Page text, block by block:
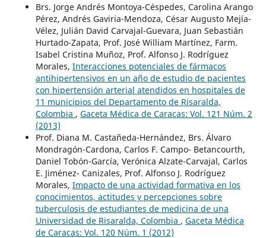
Brs. Jorge Andrés Montoya-Céspedes, Carolina Arango
Pérez, Andrés Gaviria-Mendoza, César Augusto Mejía-
Vélez, Julián David Carvajal-Guevara, Juan Sebastián
Hurtado-Zapata, Prof. José William Martínez, Farm.
Isabel Cristina Muñoz, Prof. Alfonso J. Rodríguez
Morales, Interacciones potenciales de fármacos
antihipertensivos en un año de estudio de pacientes
con hipertensión arterial atendidos en hospitales de
11 municipios del Departamento de Risaralda,
Colombia , Gaceta Médica de Caracas: Vol. 121 Núm. 2
(2013)
Prof. Diana M. Castañeda-Hernández, Brs. Álvaro
Mondragón-Cardona, Carlos F. Campo- Betancourth,
Daniel Tobón-García, Verónica Alzate-Carvajal, Carlos
E. Jiménez- Canizales, Prof. Alfonso J. Rodríguez
Morales, Impacto de una actividad formativa en los
conocimientos, actitudes y percepciones sobre
tuberculosis de estudiantes de medicina de una
Universidad de Risaralda, Colombia , Gaceta Médica
de Caracas: Vol. 120 Núm. 1 (2012)